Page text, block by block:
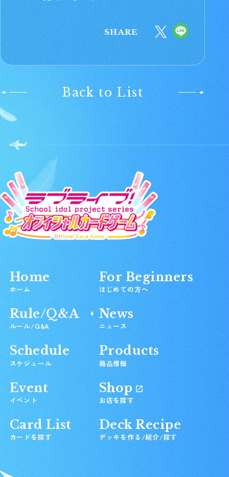
SHARE
Back to List
Home
ホーム
For Beginners
はじめての方へ
Rule/Q&A
ルール/Q&A
News
ニュース
Schedule
スケジュール
Products
商品情報
Event
イベント
Shop
お店を探す
Card List
カードを探す
Deck Recipe
デッキを作る/紹介/探す